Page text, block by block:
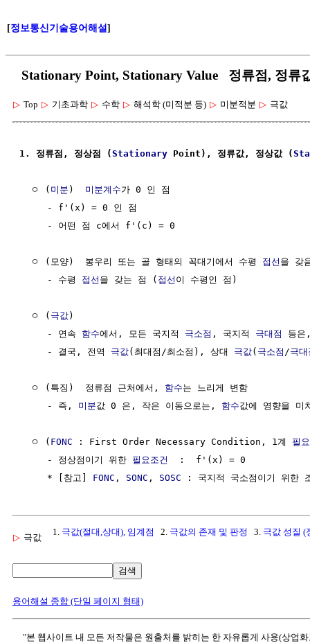
[정보통신기술용어해설]
Stationary Point, Stationary Value 정류점, 정류
▷ Top ▷ 기초과학 ▷ 수학 ▷ 해석학 (미적분 등) ▷ 미분적분 ▷ 극값
1. 정류점, 정상점 (Stationary Point), 정류값, 정상값 (
  ㅇ (
미분 ) 미분계수가 0 인 점
     - f'(x) = 0 인 점
     - 어떤 점 c에서 f'(c) = 0
  ㅇ (모양)  봉우리 또는 골 형태의 꼭대기에서 수평
접선 을 갖
     - 수평
접선 을 갖는 점 ( 접선 이 수평인 점)
  ㅇ (
극값)
     - 연속
함수에서, 모든 국지적 극소점 , 국지적 극대점
등
     - 결국, 전역
극값(최대점/최소점), 상대 극값( 극소점 /극대
  ㅇ (특징)  정류점 근처에서,
함수는 느리게 변함
     - 즉,
미분값 0 은, 작은 이동으로는, 함수값에 영향을 미
  ㅇ (
FONC : First Order Necessary Condition, 1계 필
     - 정상점이기 위한
필요조건
  :  f'(x) = 0
     * [참고]
FONC , SONC , SOSC
▷ 극값
1. 극값(절대,상대), 임계점 2. 극값의 존재 및 판정 3. 극값 성질 (
검색
용어해설 종합 (단일 페이지 형태)
"본 웹사이트 내 모든 저작물은 원출처를 밝히는 한 자유롭게 사용(상업